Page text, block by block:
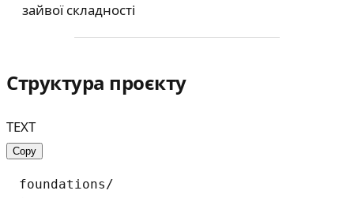
зайвої складності
Структура проєкту
TEXT
Copy
foundations/